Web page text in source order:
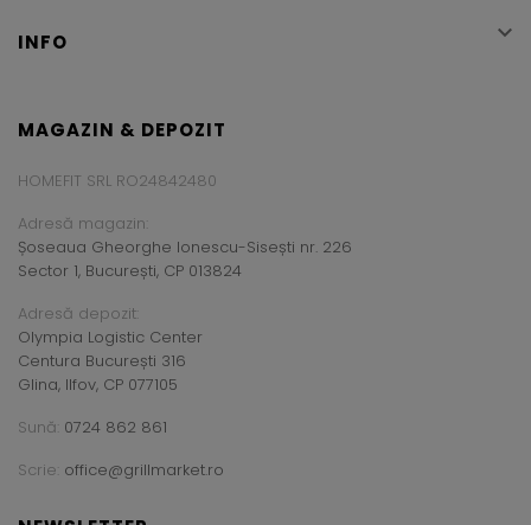
INFO 
MAGAZIN & DEPOZIT
HOMEFIT SRL RO24842480
Adresă magazin:
Șoseaua Gheorghe Ionescu-Sisești nr. 226
Sector 1, București, CP 013824
Adresă depozit:
Olympia Logistic Center
Centura București 316
Glina, Ilfov, CP 077105
Sună: 0724 862 861
Scrie: office@grillmarket.ro